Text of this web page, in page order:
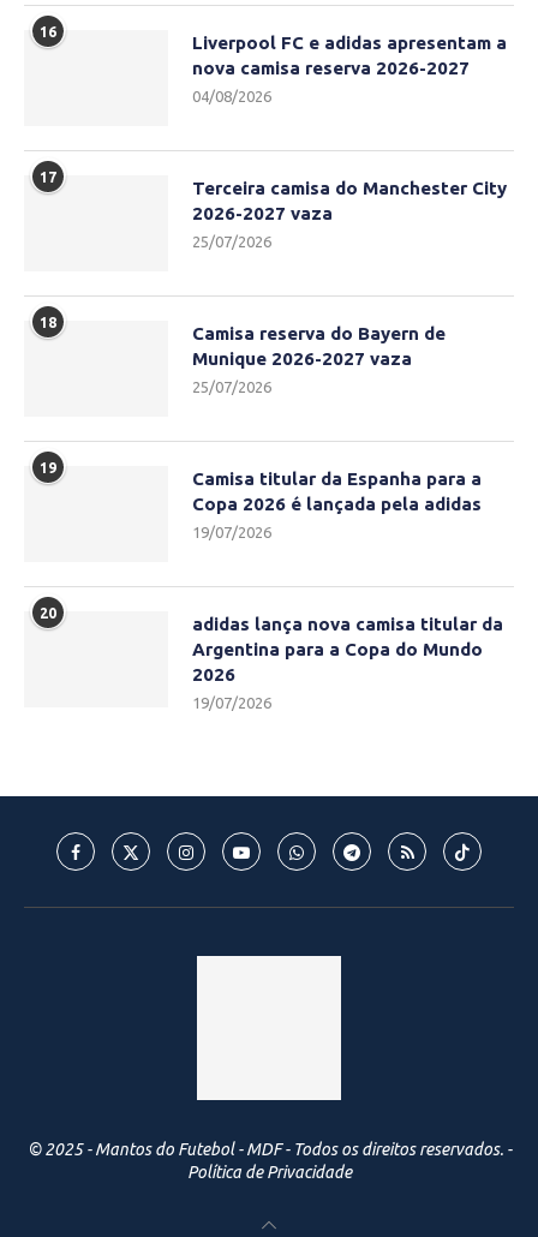
16
Liverpool FC e adidas apresentam a
nova camisa reserva 2026-2027
04/08/2026
17
Terceira camisa do Manchester City
2026-2027 vaza
25/07/2026
18
Camisa reserva do Bayern de
Munique 2026-2027 vaza
25/07/2026
19
Camisa titular da Espanha para a
Copa 2026 é lançada pela adidas
19/07/2026
20
adidas lança nova camisa titular da
Argentina para a Copa do Mundo
2026
19/07/2026
© 2025 - Mantos do Futebol - MDF - Todos os direitos reservados. -
Política de Privacidade